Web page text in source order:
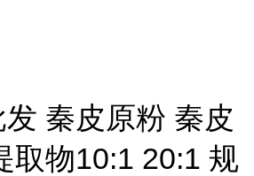
发 秦皮原粉 秦皮
取物10:1 20:1 规